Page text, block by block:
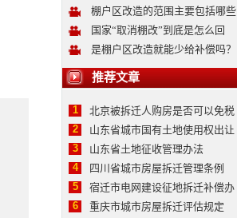
棚户区改造的范围主要包括哪些
国家“取消棚改”到底是怎么回
是棚户区改造就能少给补偿吗？
推荐文章
1
北京被拆迁人购房是否可以免税
2
山东省城市国有土地使用权出让
3
山东省土地征收管理办法
4
四川省城市房屋拆迁管理条例
5
宿迁市电网建设征地拆迁补偿办
6
重庆市城市房屋拆迁评估规定